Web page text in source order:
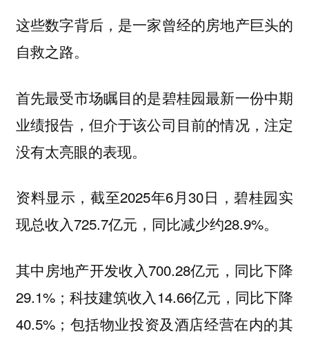
这些数字背后，是一家曾经的房地产巨头的
自救之路。
首先最受市场瞩目的是碧桂园最新一份中期
业绩报告，但介于该公司目前的情况，注定
没有太亮眼的表现。
资料显示，截至2025年6月30日，碧桂园实
现总收入725.7亿元，同比减少约28.9%。
其中房地产开发收入700.28亿元，同比下降
29.1%；科技建筑收入14.66亿元，同比下降
40.5%；包括物业投资及酒店经营在内的其